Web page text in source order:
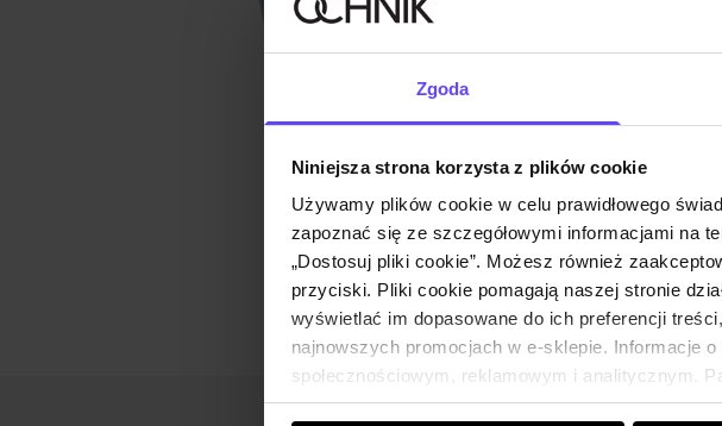
Zgoda
Niniejsza strona korzysta z plików cookie
Używamy plików cookie w celu prawidłowego
zapoznać się ze szczegółowymi informacjami na
„Dostosuj pliki cookie”. Możesz również
przyciski. Pliki cookie pomagają naszej stronie
wyświetlać im dopasowane do ich preferencji
najnowszych promocjach w e-sklepie. Informacje
społecznościowym, reklamowym i analitycznym.
od Ciebie lub uzyskanymi podczas korzystania z